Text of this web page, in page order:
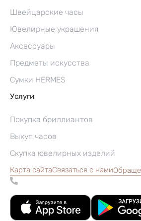
Швейцарские часы
Ювелирные украшения
Аксессуары
Предметы искусства
Сумки HERMES
Услуги
Покупка бриллиантов
Выкуп часов
Скупка ювелирных изделий
Карта сайтаСвязаться с нами